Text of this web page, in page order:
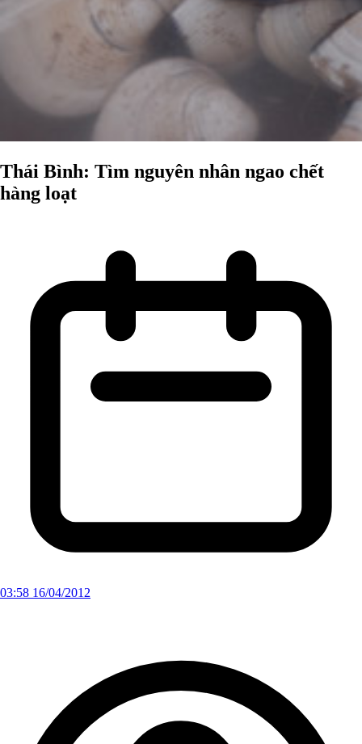
Thái Bình: Tìm nguyên nhân ngao chết
hàng loạt
03:58 16/04/2012